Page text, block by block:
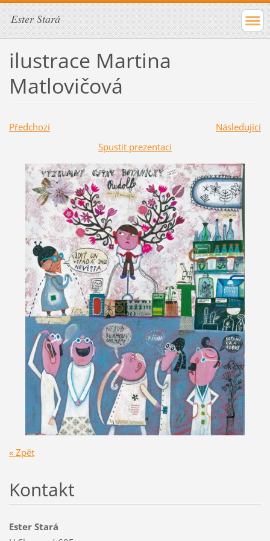
Ester Stará
ilustrace Martina
Matlovičová
Předchozí
Následující
Spustit prezentaci
« Zpět
Kontakt
Ester Stará